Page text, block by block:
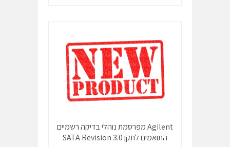
Agilent מפרסמת נוהלי בדיקה רשמיים
התואמים לתקן SATA Revision 3.0